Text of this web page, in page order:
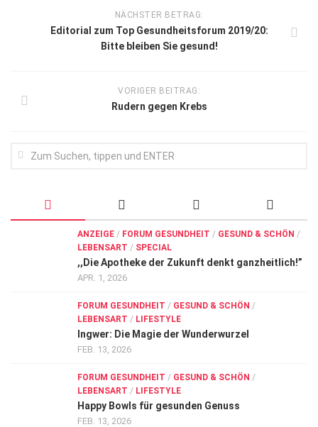
NÄCHSTER BETRAG:
Editorial zum Top Gesundheitsforum 2019/20:
Bitte bleiben Sie gesund!
VORIGER BEITRAG:
Rudern gegen Krebs
ANZEIGE / FORUM GESUNDHEIT / GESUND & SCHÖN /
LEBENSART / SPECIAL
,,Die Apotheke der Zukunft denkt ganzheitlich!”
APR. 1, 2026
FORUM GESUNDHEIT / GESUND & SCHÖN /
LEBENSART / LIFESTYLE
Ingwer: Die Magie der Wunderwurzel
FEB. 13, 2026
FORUM GESUNDHEIT / GESUND & SCHÖN /
LEBENSART / LIFESTYLE
Happy Bowls für gesunden Genuss
FEB. 13, 2026